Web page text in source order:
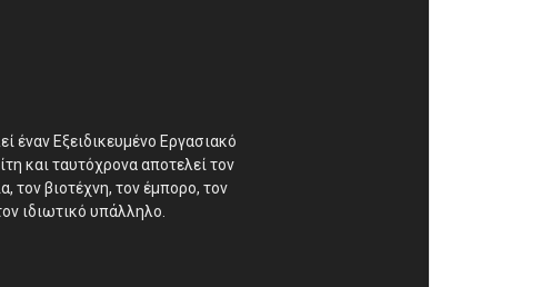
έναν Εξειδικευμένο Εργασιακό
και ταυτόχρονα αποτελεί τον
τον βιοτέχνη, τον έμπορο, τον
ιδιωτικό υπάλληλο.